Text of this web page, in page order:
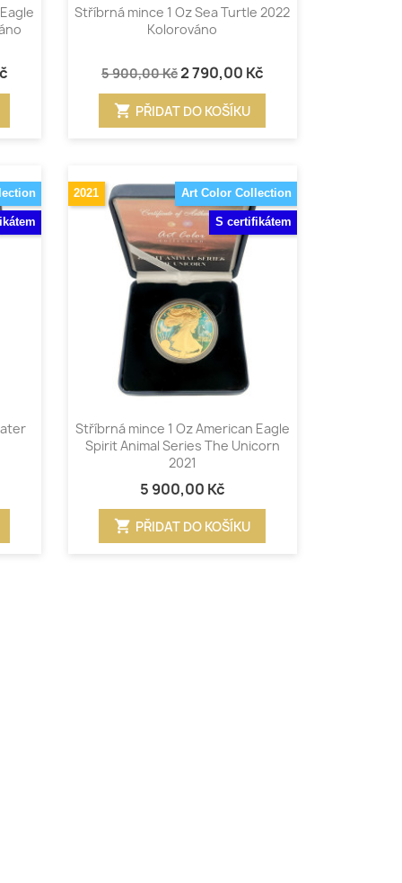
Rychlý náhled
Stříbrná mince 1 Oz Sea Turtle 2022
Kolorováno
5 900,00 Kč2 790,00 Kč
shopping_cart PŘIDAT DO KOŠÍKU
Art Color Collection
S certifikátem
2021
Rychlý náhled
Stříbrná mince 1 Oz American Eagle
Spirit Animal Series The Unicorn
2021
5 900,00 Kč
shopping_cart PŘIDAT DO KOŠÍKU